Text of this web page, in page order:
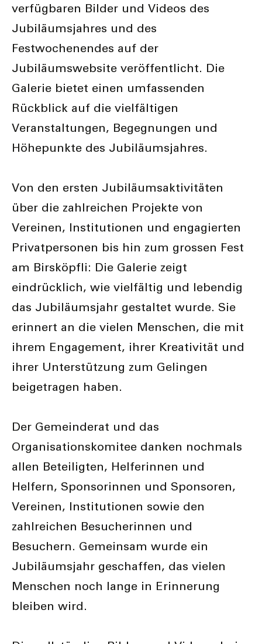
verfügbaren Bilder und Videos des
Jubiläumsjahres und des
Festwochenendes auf der
Jubiläumswebsite veröffentlicht. Die
Galerie bietet einen umfassenden
Rückblick auf die vielfältigen
Veranstaltungen, Begegnungen und
Höhepunkte des Jubiläumsjahres.
Von den ersten Jubiläumsaktivitäten
über die zahlreichen Projekte von
Vereinen, Institutionen und engagierten
Privatpersonen bis hin zum grossen Fest
am Birsköpfli: Die Galerie zeigt
eindrücklich, wie vielfältig und lebendig
das Jubiläumsjahr gestaltet wurde. Sie
erinnert an die vielen Menschen, die mit
ihrem Engagement, ihrer Kreativität und
ihrer Unterstützung zum Gelingen
beigetragen haben.
Der Gemeinderat und das
Organisationskomitee danken nochmals
allen Beteiligten, Helferinnen und
Helfern, Sponsorinnen und Sponsoren,
Vereinen, Institutionen sowie den
zahlreichen Besucherinnen und
Besuchern. Gemeinsam wurde ein
Jubiläumsjahr geschaffen, das vielen
Menschen noch lange in Erinnerung
bleiben wird.